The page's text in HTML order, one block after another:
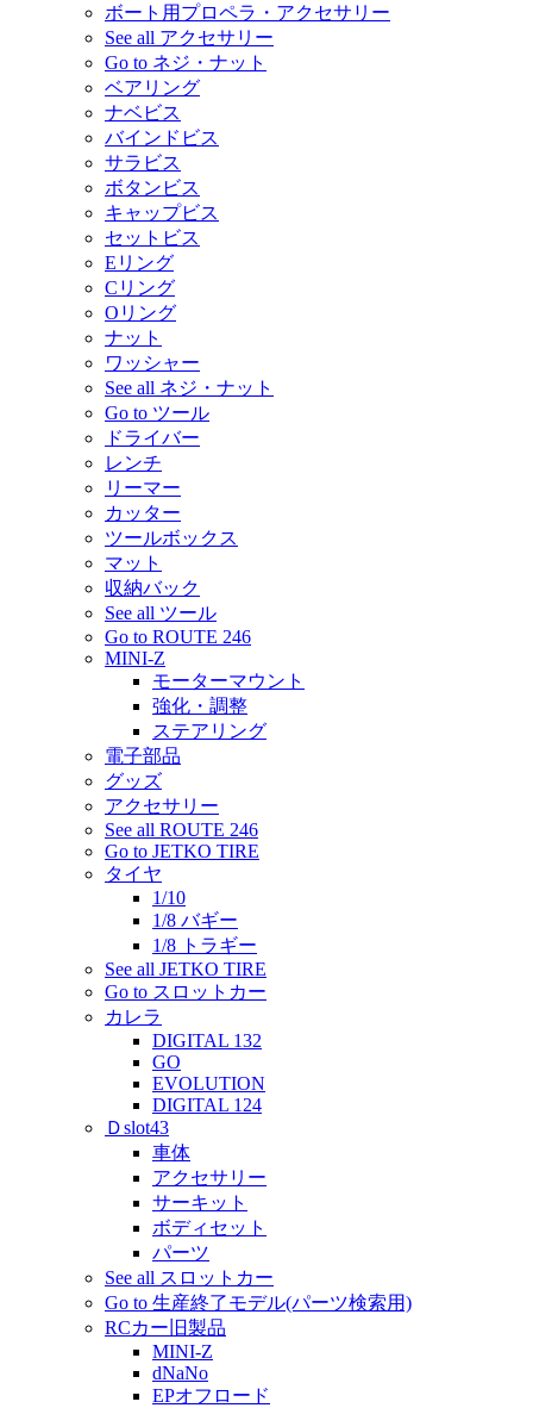
ボート用プロペラ・アクセサリー
See all アクセサリー
Go to ネジ・ナット
ベアリング
ナベビス
バインドビス
サラビス
ボタンビス
キャップビス
セットビス
Eリング
Cリング
Oリング
ナット
ワッシャー
See all ネジ・ナット
Go to ツール
ドライバー
レンチ
リーマー
カッター
ツールボックス
マット
収納バック
See all ツール
Go to ROUTE 246
MINI-Z
モーターマウント
強化・調整
ステアリング
電子部品
グッズ
アクセサリー
See all ROUTE 246
Go to JETKO TIRE
タイヤ
1/10
1/8 バギー
1/8 トラギー
See all JETKO TIRE
Go to スロットカー
カレラ
DIGITAL 132
GO
EVOLUTION
DIGITAL 124
Ｄslot43
車体
アクセサリー
サーキット
ボディセット
パーツ
See all スロットカー
Go to 生産終了モデル(パーツ検索用)
RCカー旧製品
MINI-Z
dNaNo
EPオフロード